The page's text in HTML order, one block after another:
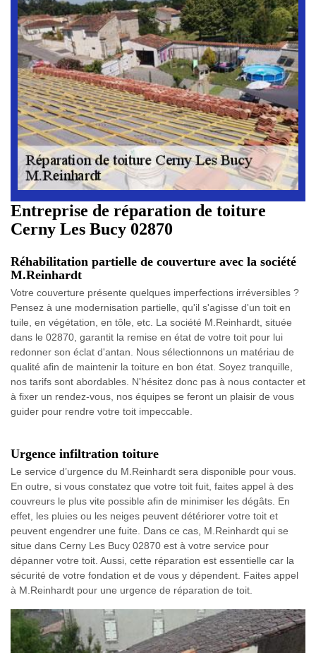
Entreprise de réparation de toiture
Cerny Les Bucy 02870
Réhabilitation partielle de couverture avec la société
M.Reinhardt
Votre couverture présente quelques imperfections irréversibles ?
Pensez à une modernisation partielle, qu'il s'agisse d'un toit en
tuile, en végétation, en tôle, etc. La société M.Reinhardt, située
dans le 02870, garantit la remise en état de votre toit pour lui
redonner son éclat d'antan. Nous sélectionnons un matériau de
qualité afin de maintenir la toiture en bon état. Soyez tranquille,
nos tarifs sont abordables. N'hésitez donc pas à nous contacter et
à fixer un rendez-vous, nos équipes se feront un plaisir de vous
guider pour rendre votre toit impeccable.
Urgence infiltration toiture
Le service d’urgence du M.Reinhardt sera disponible pour vous.
En outre, si vous constatez que votre toit fuit, faites appel à des
couvreurs le plus vite possible afin de minimiser les dégâts. En
effet, les pluies ou les neiges peuvent détériorer votre toit et
peuvent engendrer une fuite. Dans ce cas, M.Reinhardt qui se
situe dans Cerny Les Bucy 02870 est à votre service pour
dépanner votre toit. Aussi, cette réparation est essentielle car la
sécurité de votre fondation et de vous y dépendent. Faites appel
à M.Reinhardt pour une urgence de réparation de toit.